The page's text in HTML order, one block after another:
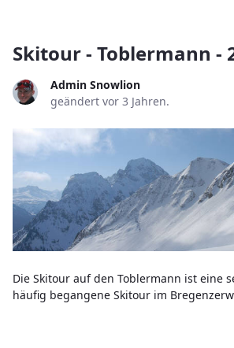
Skitour - Toblermann -
Admin Snowlion
geändert vor 3 Jahren.
Die Skitour auf den Toblermann ist eine
häufig begangene Skitour im